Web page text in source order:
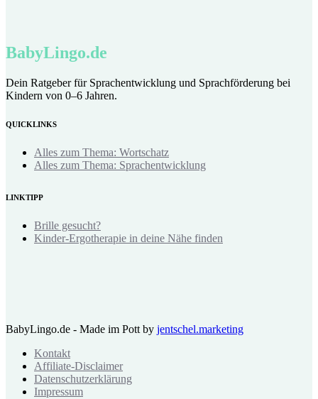
BabyLingo.de
Dein Ratgeber für Sprachentwicklung und Sprachförderung bei
Kindern von 0–6 Jahren.
QUICKLINKS
Alles zum Thema: Wortschatz
Alles zum Thema: Sprachentwicklung
LINKTIPP
Brille gesucht?
Kinder-Ergotherapie in deine Nähe finden
BabyLingo.de - Made im Pott by jentschel.marketing
Kontakt
Affiliate-Disclaimer
Datenschutzerklärung
Impressum